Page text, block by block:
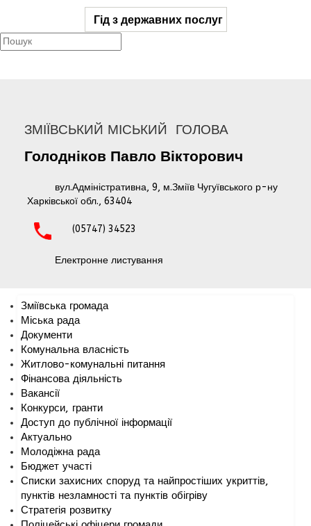
Гід з державних послуг
ЗМІЇВСЬКИЙ МІСЬКИЙ ГОЛОВА
Голодніков Павло Вікторович
вул.Адміністративна, 9, м.Зміїв Чугуївського р-ну
Харківської обл., 63404
(05747) 34523
Електронне листування
Зміївська громада
Міська рада
Документи
Комунальна власність
Житлово-комунальні питання
Фінансова діяльність
Вакансії
Конкурси, гранти
Доступ до публічної інформації
Актуально
Молодіжна рада
Бюджет участі
Списки захисних споруд та найпростіших укриттів,
пунктів незламності та пунктів обігріву
Стратегія розвитку